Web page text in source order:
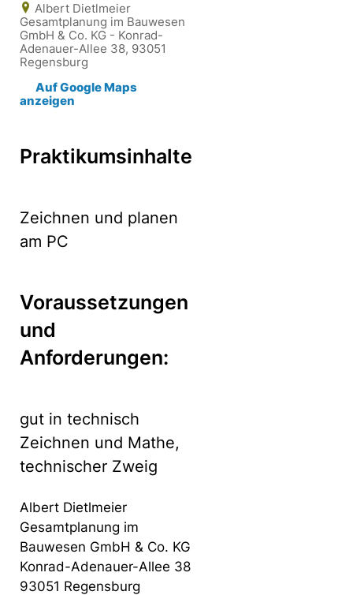
Albert Dietlmeier
Gesamtplanung im Bauwesen
GmbH & Co. KG - Konrad-
Adenauer-Allee 38, 93051
Regensburg
Auf Google Maps
anzeigen
Praktikumsinhalte
Zeichnen und planen
am PC
Voraussetzungen
und
Anforderungen:
gut in technisch
Zeichnen und Mathe,
technischer Zweig
Albert Dietlmeier
Gesamtplanung im
Bauwesen GmbH & Co. KG
Konrad-Adenauer-Allee 38
93051 Regensburg